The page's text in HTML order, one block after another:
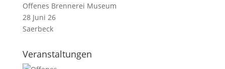
Offenes Brennerei Museum
28 Juni 26
Saerbeck
Veranstaltungen